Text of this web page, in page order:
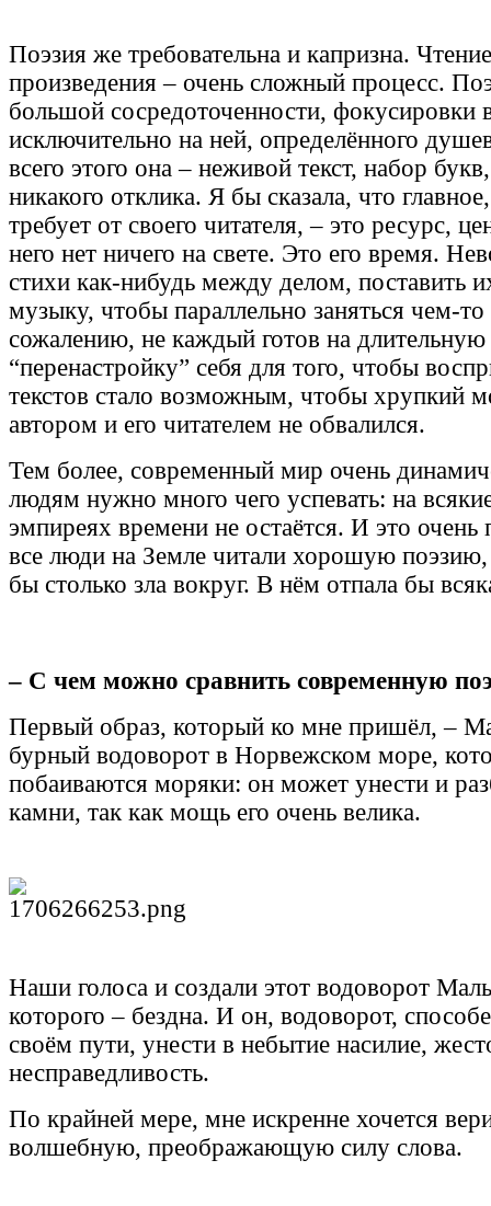
Поэзия же требовательна и капризна.
произведения – очень сложный процесс.
большой сосредоточенности, фокусировки
исключительно на ней, определённого
всего этого она – неживой текст, набор
никакого отклика. Я бы сказала, что
требует от своего читателя, – это ресурс,
него нет ничего на свете. Это его время.
стихи как-нибудь между делом, поставить
музыку, чтобы параллельно заняться чем-
сожалению, не каждый готов на длительную
“перенастройку” себя для того, чтобы
текстов стало возможным, чтобы хрупкий
автором и его читателем не обвалился.
Тем более, современный мир очень
людям нужно много чего успевать: на
эмпиреях времени не остаётся. И это очень
все люди на Земле читали хорошую
бы столько зла вокруг. В нём отпала бы
– С чем можно сравнить современную
Первый образ, который ко мне пришёл, –
бурный водоворот в Норвежском море,
побаиваются моряки: он может унести и
камни, так как мощь его очень велика.
Наши голоса и создали этот водоворот
которого – бездна. И он, водоворот,
своём пути, унести в небытие насилие,
несправедливость.
По крайней мере, мне искренне хочется
волшебную, преображающую силу слова.